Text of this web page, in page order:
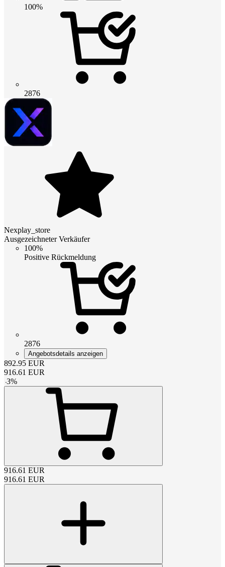
100%
2876
Nexplay_store
Ausgezeichneter Verkäufer
100%
Positive Rückmeldung
2876
Angebotsdetails anzeigen
892.95 EUR
916.61 EUR
-3%
916.61 EUR
916.61 EUR